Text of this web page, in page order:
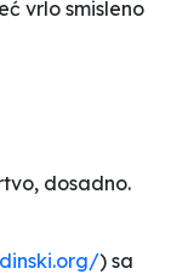
vrlo smisleno
dosadno.
) sa